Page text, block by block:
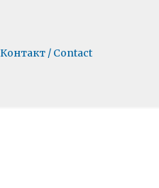
Контакт / Contact